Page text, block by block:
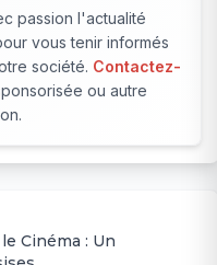
passion l'actualité
vous tenir informés
société. Contactez-
ou autre
Cinéma : Un